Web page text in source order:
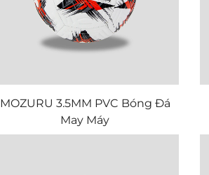
MOZURU 3.5MM PVC Bóng Đá
May Máy